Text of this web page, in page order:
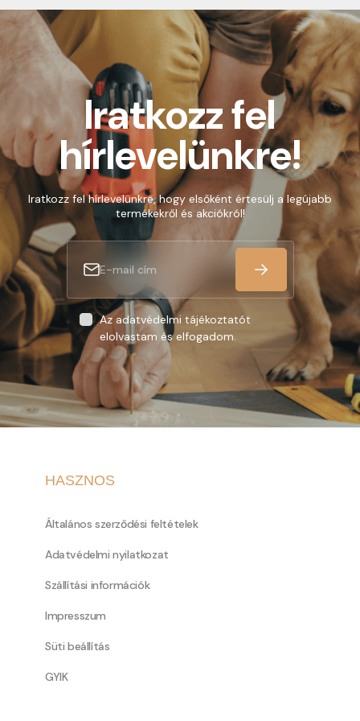
ingyenes szállítás. Utánvételes rendelés esetén
értékhatártól függetlenül 400 Ft utánvételi díj
kerül felszámolásra.
Iratkozz fel
hírlevelünkre!
Iratkozz fel hírlevelünkre, hogy elsőként értesülj a legújabb
termékekről és akciókról!
Az adatvédelmi tájékoztatót
elolvastam és elfogadom.
HASZNOS
Általános szerződési feltételek
Adatvédelmi nyilatkozat
Szállítási információk
Impresszum
Süti beállítás
GYIK